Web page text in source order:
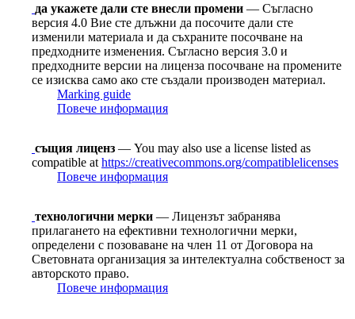
да укажете дали сте внесли промени — Съгласно
версия 4.0 Вие сте длъжни да посочите дали сте
изменили материала и да съхраните посочване на
предходните изменения. Съгласно версия 3.0 и
предходните версии на лиценза посочване на промените
се изисква само ако сте създали производен материал.
Marking guide
Повече информация
същия лиценз — You may also use a license listed as
compatible at https://creativecommons.org/compatiblelicenses
Повече информация
технологични мерки — Лицензът забранява
прилагането на ефективни технологични мерки,
определени с позоваване на член 11 от Договорa на
Световната организация за интелектуална собственост за
авторското право.
Повече информация